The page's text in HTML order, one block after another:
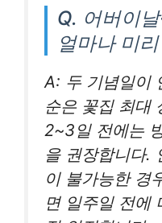
Q. 어버이
얼마나 미
A: 두 기념일이
순은 꽃집 최대
2~3일 전에는
을 권장합니다.
이 불가능한 경
면 일주일 전에